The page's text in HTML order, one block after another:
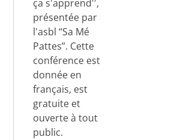
ça s'apprend'',
présentée par
l'asbl “Sa Mé
Pattes”. Cette
conférence est
donnée en
français, est
gratuite et
ouverte à tout
public.